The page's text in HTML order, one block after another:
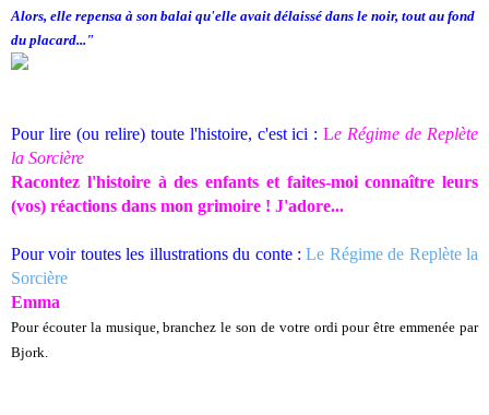
Alors, elle repensa à son balai qu'elle avait délaissé dans le noir, tout au fond
du placard..."
Pour lire (ou relire) toute l'histoire, c'est ici :Le Régime de Replète
la Sorcière
Racontez l'histoire à des enfants et faites-moi connaître leurs
(vos) réactions dans mon grimoire ! J'adore...
Pour voir toutes les illustrations du conte :Le Régime de Replète la
Sorcière
Emma
Pour écouter la musique, branchez le son de votre ordi pour être emmenée par
Bjork.